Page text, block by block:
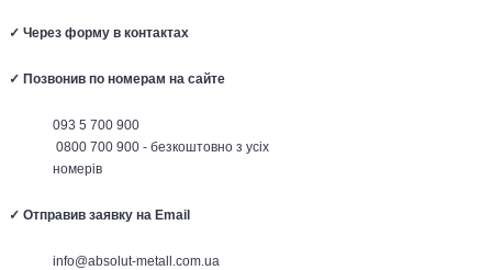
✓ Через форму в контактах
✓ Позвонив по номерам на сайте
093 5 700 900
0800 700 900 - безкоштовно з усіх
номерів
✓ Отправив заявку на Email
info@absolut-metall.com.ua